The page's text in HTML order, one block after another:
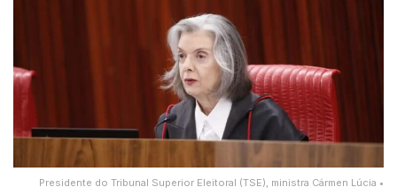
Presidente do Tribunal Superior Eleitoral (TSE), ministra Cármen Lúcia •